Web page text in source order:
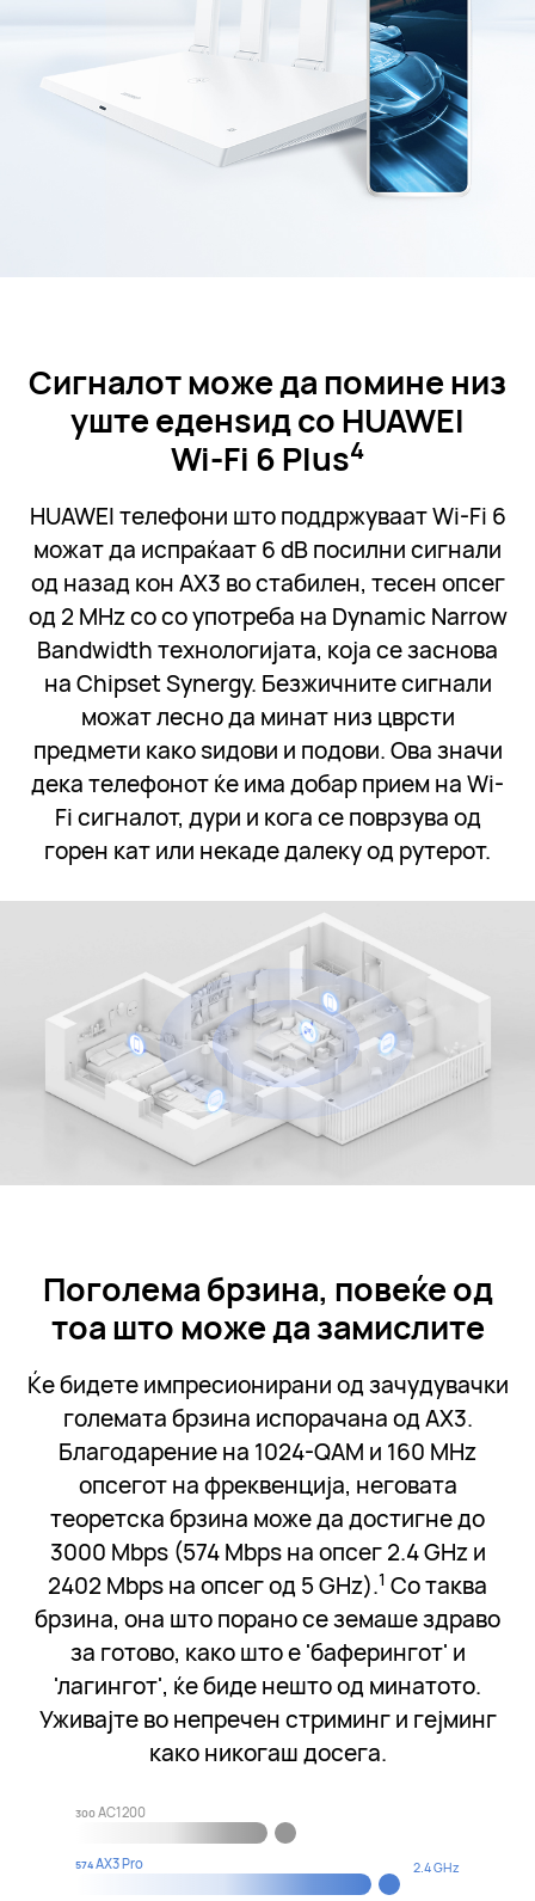
Сигналот може да помине низ
уште еденѕид со HUAWEI
Wi-Fi 6 Plus4
HUAWEI телефони што поддржуваат Wi-Fi 6
можат да испраќаат 6 dB посилни сигнали
од назад кон AX3 во стабилен, тесен опсег
од 2 MHz со со употреба на Dynamic Narrow
Bandwidth технологијата, која се заснова
на Chipset Synergy. Безжичните сигнали
можат лесно да минат низ цврсти
предмети како sидови и подови. Ова значи
дека телефонот ќе има добар прием на Wi-
Fi сигналот, дури и кога се поврзува од
горен кат или некаде далеку од рутерот.
Поголема брзина, повеќе од
тоа што може да замислите
Ќе бидете импресионирани од зачудувачки
големата брзина испорачана од AX3.
Благодарение на 1024-QAM и 160 MHz
опсегот на фреквенција, неговата
теоретска брзина може да достигне до
3000 Mbps (574 Mbps на опсег 2.4 GHz и
2402 Mbps на опсег од 5 GHz).1 Со таква
брзина, она што порано се земаше здраво
за готово, како што е 'баферингот' и
'лагингот', ќе биде нешто од минатото.
Уживајте во непречен стриминг и гејминг
како никогаш досега.
300AC1200
574AX3 Pro 2.4 GHz